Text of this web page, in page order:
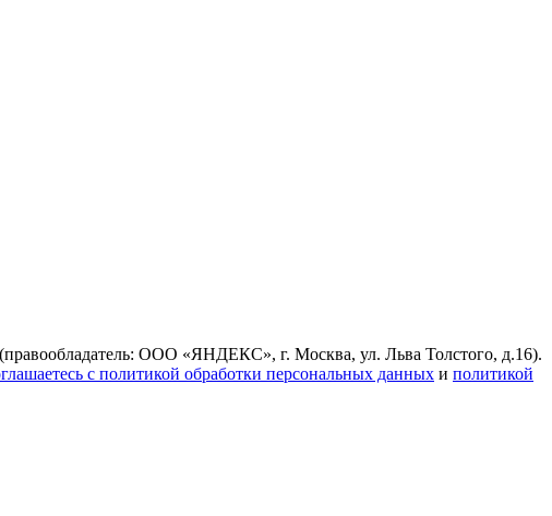
ООО «ЯНДЕКС», г. Москва, ул. Льва Толстого, д.16).
с политикой обработки персональных данных и политикой